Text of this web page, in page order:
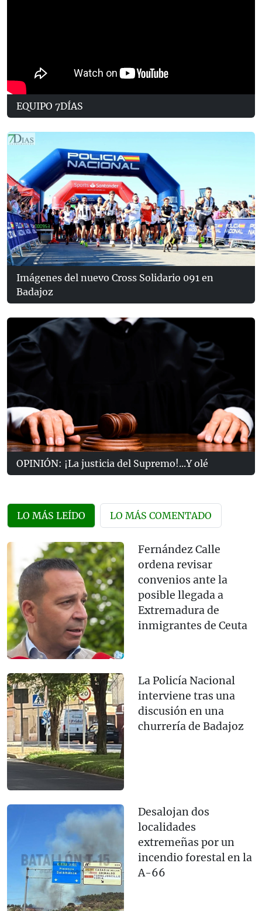
EQUIPO 7DÍAS
Imágenes del nuevo Cross Solidario 091 en
Badajoz
OPINIÓN: ¡La justicia del Supremo!...Y olé
LO MÁS LEÍDO LO MÁS COMENTADO
Fernández Calle
ordena revisar
convenios ante la
posible llegada a
Extremadura de
inmigrantes de Ceuta
La Policía Nacional
interviene tras una
discusión en una
churrería de Badajoz
Desalojan dos
localidades
extremeñas por un
incendio forestal en la
A-66